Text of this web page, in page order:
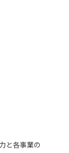
と各事業の